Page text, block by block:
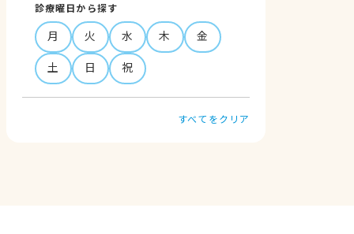
診療曜日から探す
月 火 水 木
金
土
日 祝
すべてをクリア